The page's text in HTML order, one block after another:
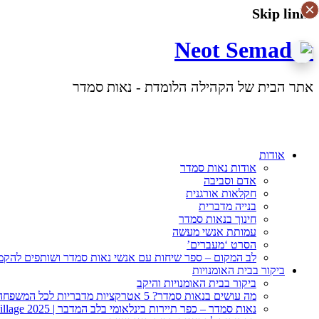
Skip links
Neot Semadar
אתר הבית של הקהילה הלומדת - נאות סמדר
אודות
אודות נאות סמדר
אדם וסביבה
חקלאות אורגנית
בנייה מדברית
חינוך בנאות סמדר
עמותת אנשי מעשה
הסרט ‘מעברים’
לב המקום – ספר שיחות עם אנשי נאות סמדר ושותפים
ביקור בבית האומנויות
ביקור בבית האומנויות והיקב
מה עושים בנאות סמדר? 5 אטרקציות מדבריות לכל המשפחה
נאות סמדר – כפר תיירות בינלאומי בלב המדבר | Best Tourism Village 2025
×
×
×
×